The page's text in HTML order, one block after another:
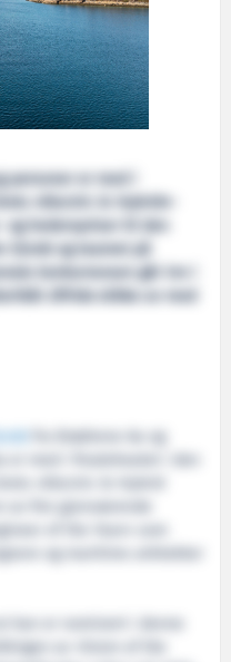
er med i
«Electric & Hybrid»-
hederspriser til den
Fjords og teamet på
konkurransen går inn i
Elfridastikke av med
fra Brødrene Aa og
er med i finaleheatet i den
«Electric & Hybrid
av fire gjenværende
of the Year» som
og maritime arkitekter
han er nominert i denne
av